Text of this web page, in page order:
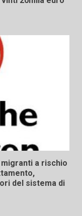
a rischio
del sistema di